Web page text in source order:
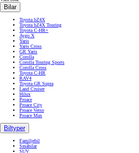
Bilar
Toyota bZ4X
Toyota bZ4X Touring
Toyota C-HR+
Aygo X
Yaris
Yaris Cross
GR Yaris
Corolla
Corolla Touring Sports
Corolla Cross
Toyota C-HR
RAV4
Toyota GR Supra
Land Cruiser
Hilux
Proace
Proace City
Proace Verso
Proace Max
Biltyper
Familjebil
Småbilar
SUV